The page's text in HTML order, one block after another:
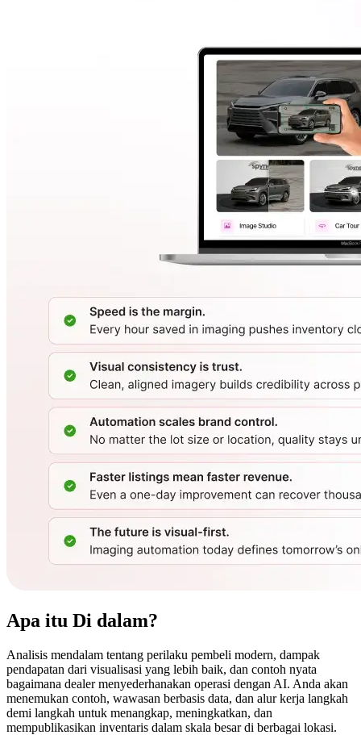
Apa itu Di dalam?
Analisis mendalam tentang perilaku pembeli modern, dampak
pendapatan dari visualisasi yang lebih baik, dan contoh nyata
bagaimana dealer menyederhanakan operasi dengan AI. Anda akan
menemukan contoh, wawasan berbasis data, dan alur kerja langkah
demi langkah untuk menangkap, meningkatkan, dan
mempublikasikan inventaris dalam skala besar di berbagai lokasi.